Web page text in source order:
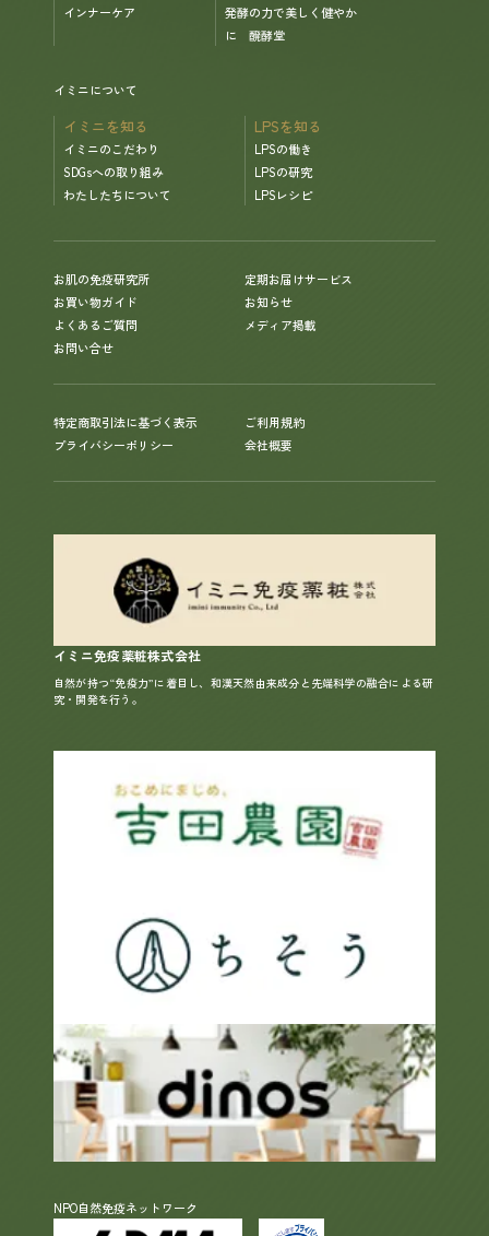
定期お届けサービス
お知らせ
お問い合せ
メディア掲載
インナーケア
発酵の力で美しく健やか
に 醗酵堂
イミニについて
イミニを知る
イミニのこだわり
SDGsへの取り組み
わたしたちについて
LPSを知る
LPSの働き
LPSの研究
LPSレシピ
お肌の免疫研究所
定期お届けサービス
お買い物ガイド
お知らせ
よくあるご質問
メディア掲載
お問い合せ
特定商取引法に基づく表示
プライバシーポリシー
ご利用規約
会社概要
イミニ免疫薬粧株式会社
自然が持つ“免疫力”に着目し、和漢天然由来成分と先端科学の融合による研
究・開発を行う。
NPO自然免疫ネットワーク